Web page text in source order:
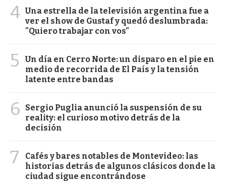
4 Una estrella de la televisión argentina fue a
ver el show de Gustaf y quedó deslumbrada:
"Quiero trabajar con vos"
5
Un día en Cerro Norte: un disparo en el pie en
medio de recorrida de El País y la tensión
latente entre bandas
6
Sergio Puglia anunció la suspensión de su
reality: el curioso motivo detrás de la
decisión
7
Cafés y bares notables de Montevideo: las
historias detrás de algunos clásicos donde la
ciudad sigue encontrándose